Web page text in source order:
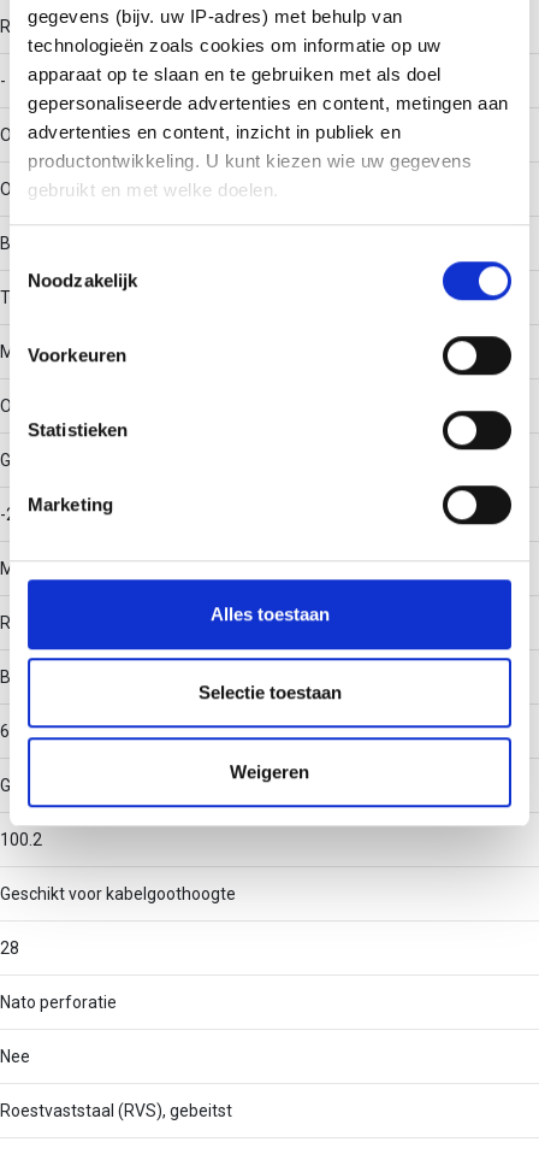
gegevens (bijv. uw IP-adres) met behulp van
technologieën zoals cookies om informatie op uw
apparaat op te slaan en te gebruiken met als doel
gepersonaliseerde advertenties en content, metingen aan
advertenties en content, inzicht in publiek en
productontwikkeling. U kunt kiezen wie uw gegevens
gebruikt en met welke doelen.
Informatie verzamelen over uw geografische locatie,
Uw apparaat identificeren door het actief te scannen
op specifieke eigenschappen (fingerprinting)
verwerkt en stel uw voorkeuren in het
detailgedeelte in.
personaliseren, om functies voor social media te bieden
en om ons websiteverkeer te analyseren. Ook delen we
partners voor social media, adverteren en analyse. Deze
partners kunnen deze gegevens combineren met andere
informatie die u aan ze heeft verstrekt of die ze hebben
verzameld op basis van uw gebruik van hun services.
Noodzakelijk
Voorkeuren
Statistieken
Marketing
Alles toestaan
Selectie toestaan
Weigeren
RAL-nummer
-
Oppervlaktebescherming
Overig
Bouwvorm
T-stuk horizontaal
Materiaalkwaliteit
Overig
Gebruikstemperatuur
-20 - 120
Materiaal
Roestvaststaal (RVS)
Binnenstraal
60
Geschikt voor kabelgootbreedte
100.2
Geschikt voor kabelgoothoogte
28
Nato perforatie
Nee
Roestvaststaal (RVS), gebeitst